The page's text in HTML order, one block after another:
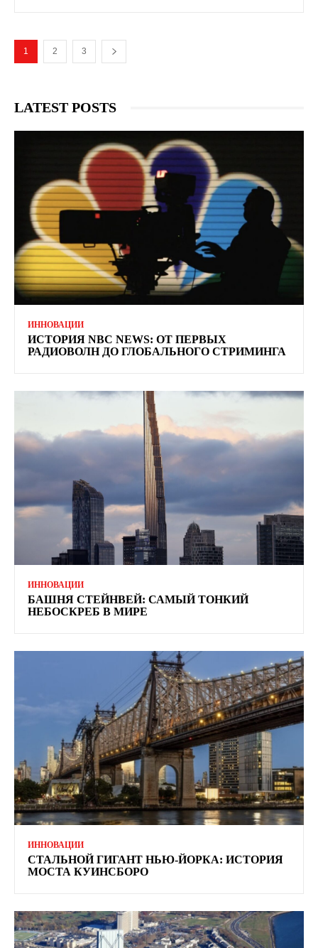
1 2 3
LATEST POSTS
ИННОВАЦИИ
ИСТОРИЯ NBC NEWS: ОТ ПЕРВЫХ
РАДИОВОЛН ДО ГЛОБАЛЬНОГО СТРИМИНГА
ИННОВАЦИИ
БАШНЯ СТЕЙНВЕЙ: САМЫЙ ТОНКИЙ
НЕБОСКРЕБ В МИРЕ
ИННОВАЦИИ
СТАЛЬНОЙ ГИГАНТ НЬЮ-ЙОРКА: ИСТОРИЯ
МОСТА КУИНСБОРО